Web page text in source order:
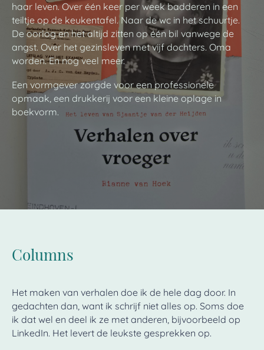
haar leven. Over één keer per week badderen in een
teiltje op de keukentafel. Naar de wc in het schuurtje.
De oorlog en het altijd zitten op één bil vanwege de
angst. Over het gezinsleven met vijf dochters. Oma
worden. En nog veel meer.
Een vormgever zorgde voor een professionele
opmaak, een drukkerij voor een kleine oplage in
boekvorm.
Columns
Het maken van verhalen doe ik de hele dag door. In
gedachten dan, want ik schrijf niet alles op. Soms doe
ik dat wel en deel ik ze met anderen, bijvoorbeeld op
LinkedIn. Het levert de leukste gesprekken op.